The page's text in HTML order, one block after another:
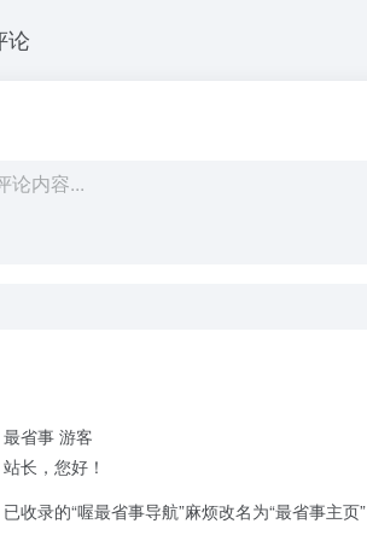
论
最省事 游客
站长，您好！
已收录的“喔最省事导航”麻烦改名为“最省事主页”